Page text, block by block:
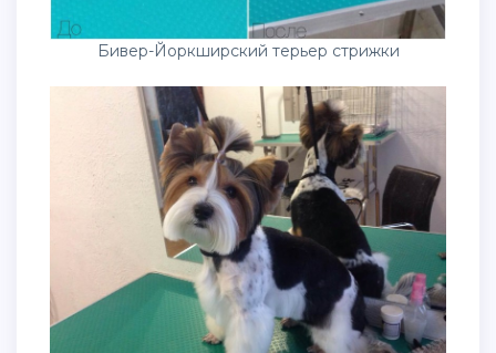
Бивер-Йоркширский терьер стрижки